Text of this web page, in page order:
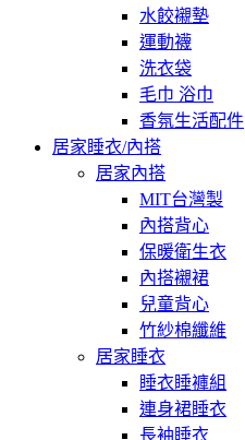
水餃襯墊
運動襪
洗衣袋
毛巾 浴巾
香氛生活配件
居家睡衣/內搭
居家內搭
MIT台灣製
內搭背心
保暖衛生衣
內搭襯裙
兒童背心
竹紗棉纖維
居家睡衣
睡衣睡褲組
連身裙睡衣
長袖睡衣